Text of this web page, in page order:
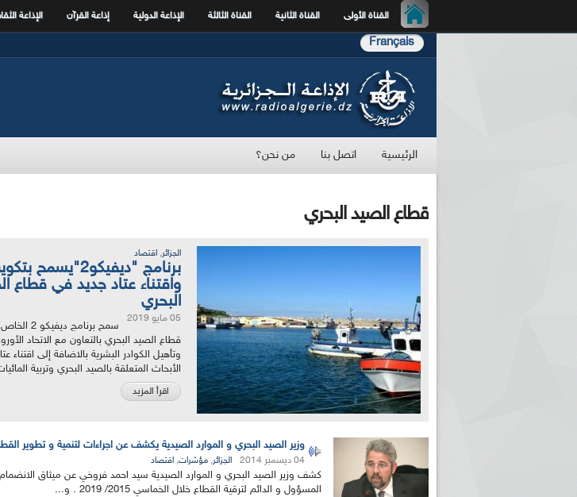
القناة الأولى القناة الثانية القناة الثالثة الإذاعة الدولية إذاعة القرآن الإذاعة
Français
الرئيسية اتصل بنا من نحن؟
قطاع الصيد البحري
الجزائر, اقتصاد
برنامج "ديفيكو2"يسمح
واقتناء عتاد جديد في قطاع
البحري
05 مايو 2019
سمح برنامج
قطاع الصيد البحري بالتعاون مع الاتحاد
وتأهيل الكوادر البشرية بالاضافة إلى اقتناء
الأبحاث المتعلقة بالصيد البحري وتربية
اقرأ المزيد
وزير الصيد البحري و الموارد الصيدية يكشف عن اجراءات لتنمية و تطوير
04 ديسمبر 2014 الجزائر, مؤشرات, اقتصاد
كشف وزير الصيد البحري و الموارد الصيدية سيد احمد فروخي عن ميثاق
المسؤول و الدائم لترقية القطاع خلال الخماسي 2015/ 2019 . و...